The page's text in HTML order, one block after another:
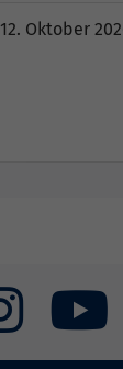
12. Oktober